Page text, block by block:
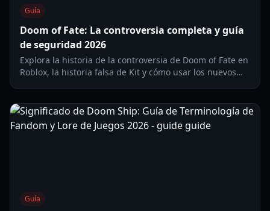
Guía
Doom of Fate: La controversia completa y guía
de seguridad 2026
Explora la historia de la controversia de Doom of Fate en
Roblox, la historia falsa de Kit y cómo usar los nuevos
Guía